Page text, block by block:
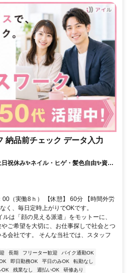
納品前チェック データ入力
祝休み✨️ネイル・ヒゲ・髪色自由✨️資
OK
00（実働8ｈ） 【休憩】 60分 【時間外労
く、毎日定時上がりでOKです。
ルは「顔の見える派遣」をモットーに、
ご希望を大切に、お仕事探しで社会とつ
会社です。 そんな当社では、スタッフ
長期 フリーター歓迎
バイク通勤OK
即日勤務OK 平日のみOK
転勤なし
OK 残業なし 週払いOK
研修あり